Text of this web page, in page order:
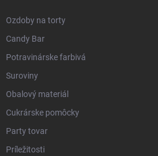
Ozdoby na torty
Candy Bar
Potravinárske farbivá
Suroviny
Obalový materiál
Cukrárske pomôcky
Party tovar
Príležitosti